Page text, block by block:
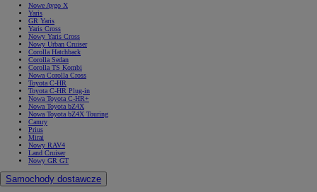
Nowe Aygo X
Yaris
GR Yaris
Yaris Cross
Nowy Yaris Cross
Nowy Urban Cruiser
Corolla Hatchback
Corolla Sedan
Corolla TS Kombi
Nowa Corolla Cross
Toyota C-HR
Toyota C-HR Plug-in
Nowa Toyota C-HR+
Nowa Toyota bZ4X
Nowa Toyota bZ4X Touring
Camry
Prius
Mirai
Nowy RAV4
Land Cruiser
Nowy GR GT
Samochody dostawcze